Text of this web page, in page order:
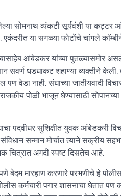
सोमनाथ व्यंकटी सूर्यवंशी या
एकंदरीत या सगळ्या फोटोंचे चांगले
आंबेडकर यांच्या पुतळ्यासमोर
सवर्ण धडधाकट शहाण्या व्यक्तीने
नाही. संघाच्या जातीयवादी
पोळी भाजून घेण्यासाठी
पदवीधर सुशिक्षीत युवक आंबेडकरी
सन्मान मोर्चात त्याने सक्रीय
चित्रात अगदी स्पष्ट दिसतेच आहे.
बेदम मारहाण करणारे परभणीचे हे
कर्मचारी पगार शासनाचा घेतात पण